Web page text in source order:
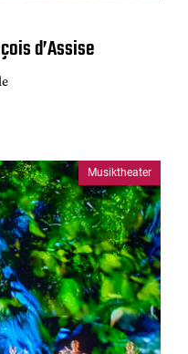
d’Assise
Musiktheater